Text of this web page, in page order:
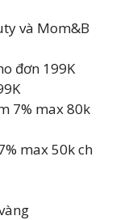
và Mom&B
đơn 199K
7% max 80k
max 50k ch